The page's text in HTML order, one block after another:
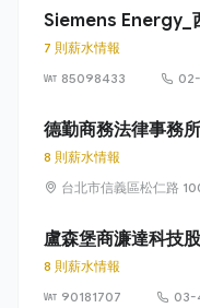
Siemens Energy_
7 則薪水情報
85098433
德勤商務法律事務所
8 則薪水情報
台北市信義區松仁路
盧森堡商濂達科技
8 則薪水情報
90181707
03-